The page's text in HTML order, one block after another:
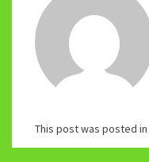
This post was posted in